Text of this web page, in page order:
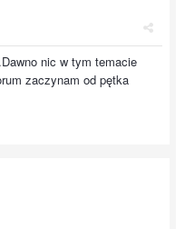
nic w tym temacie
zaczynam od pętka